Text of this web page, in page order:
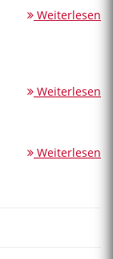
Weiterlesen
Weiterlesen
Weiterlesen